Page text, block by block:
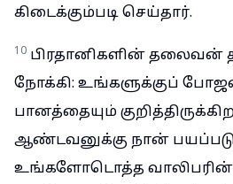
கிடைக்கும்படி செய்தார்.
10 பிரதானிகளின் தலைவன்
நோக்கி: உங்களுக்குப்
பானத்தையும்
ஆண்டவனுக்கு நான்
உங்களோடொத்த வாலிபரின்